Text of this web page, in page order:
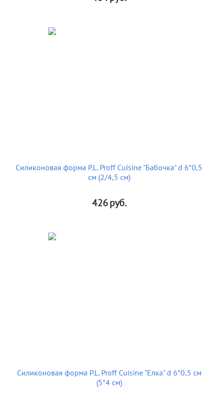
Силиконовая форма P.L. Proff Cuisine "Бабочка" d 6*0,5
см (2/4,5 см)
426руб.
Силиконовая форма P.L. Proff Cuisine "Елка" d 6*0,5 см
(5*4 см)